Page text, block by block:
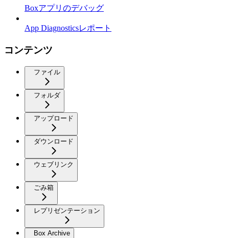
Boxアプリのデバッグ
App Diagnosticsレポート
コンテンツ
ファイル
フォルダ
アップロード
ダウンロード
ウェブリンク
ごみ箱
レプリゼンテーション
Box Archive